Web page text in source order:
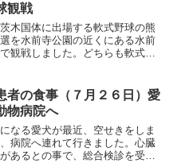
観戦
木国体に出場する軟式野球の熊
を水前寺公園の近くにある水前
観戦しました。どちらも軟式野
、守備も上手いし、日頃見慣れ
野球とは全然違いま...
者の食事（７月２６日）愛
物病院へ
なる愛犬が最近、空せきをしま
病院へ連れて行きました。心臓
あるとの事で、総合検診を受け